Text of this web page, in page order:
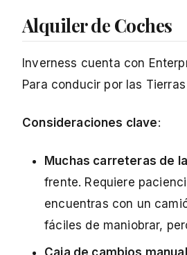
Alquiler de Coches
Inverness cuenta con
Para conducir por las
Consideraciones clave:
Muchas carreteras de
frente. Requiere
encuentras con un
fáciles de maniobrar,